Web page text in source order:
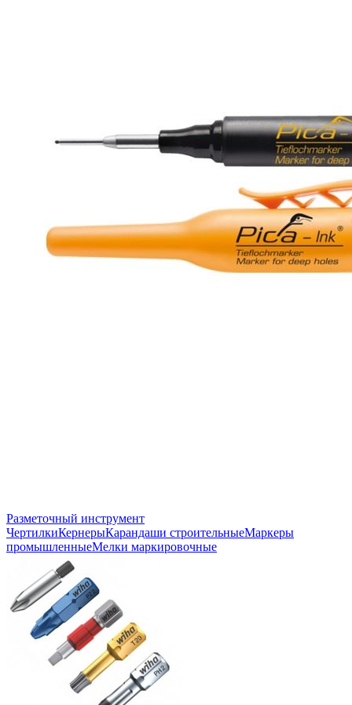
Разметочный инструмент
ЧертилкиКернерыКарандаши строительныеМаркеры
промышленныеМелки маркировочные